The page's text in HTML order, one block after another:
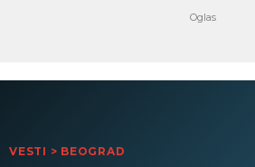
VESTI > BEOGRAD